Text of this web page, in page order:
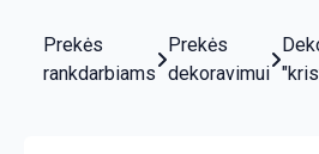
Prekės
rankdarbiams
Prekės
dekoravimui